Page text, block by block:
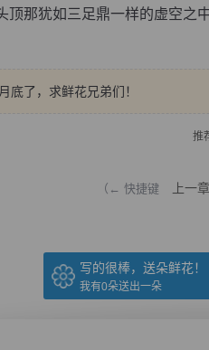
那犹如三足鼎一样的虚空之
底了，求鲜花兄弟们！
推
（← 快捷键 上一章
写的很棒，送朵鲜花！
我有0朵送出一朵